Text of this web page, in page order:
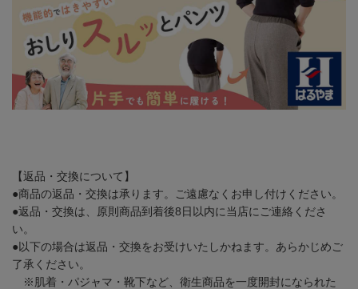
【返品・交換について】
●商品の返品・交換は承ります。ご遠慮なくお申し付けください。
●返品・交換は、原則商品到着後8日以内に当店にご連絡くださ
い。
●以下の場合は返品・交換をお受けいたしかねます。あらかじめご
了承ください。
※肌着・パジャマ・靴下など、衛生商品を一度開封になられた